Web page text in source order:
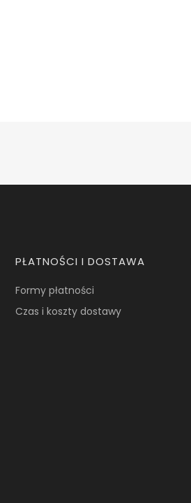
PŁATNOŚCI I DOSTAWA
Formy płatności
Czas i koszty dostawy